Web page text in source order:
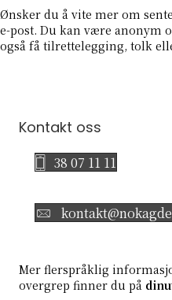
Ønsker du å vite mer om
e-post. Du kan være anonym
også få tilrettelegging, tolk
Kontakt oss
38 07 11 11
Mer flerspråklig
overgrep finner du på